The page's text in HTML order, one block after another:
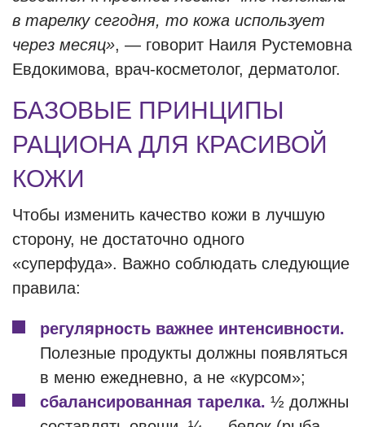
в тарелку сегодня, то кожа использует
через месяц», — говорит Наиля Рустемовна
Евдокимова, врач-косметолог, дерматолог.
БАЗОВЫЕ ПРИНЦИПЫ
РАЦИОНА ДЛЯ КРАСИВОЙ
КОЖИ
Чтобы изменить качество кожи в лучшую
сторону, не достаточно одного
«суперфуда». Важно соблюдать следующие
правила:
регулярность важнее интенсивности.
Полезные продукты должны появляться
в меню ежедневно, а не «курсом»;
сбалансированная тарелка. ½ должны